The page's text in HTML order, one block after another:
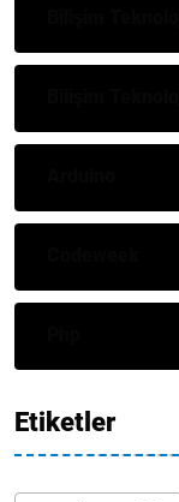
Etiketler